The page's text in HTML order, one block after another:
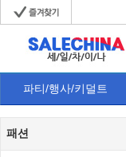
파티/행사/키덜트
패션